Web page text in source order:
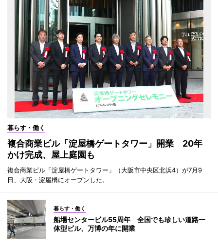
暮らす・働く
複合商業ビル「淀屋橋ゲートタワー」開業 20年
かけ完成、屋上庭園も
複合商業ビル「淀屋橋ゲートタワー」（大阪市中央区北浜4）が7月9
日、大阪・淀屋橋にオープンした。
暮らす・働く
船場センタービル55周年 全国でも珍しい道路一
体型ビル、万博の年に開業